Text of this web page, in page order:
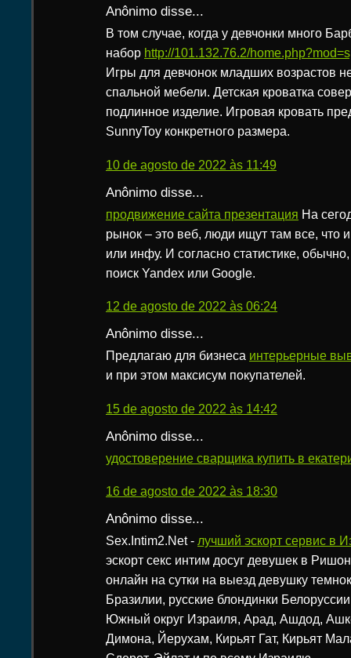
Anônimo disse...
В том случае, когда у девчонки много
набор http://101.132.76.2/
Игры для девчонок младших возрастов
спальной мебели. Детская кроватка
подлинное изделие. Игровая кровать
SunnyToy конкретного размера.
10 de agosto de 2022 às 11:49
Anônimo disse...
продвижение сайта презентация На
рынок – это веб, люди ищут там все, что
или инфу. И согласно статистике,
поиск Yandex или Google.
12 de agosto de 2022 às 06:24
Anônimo disse...
Предлагаю для бизнеса интерьерные
и при этом максисум покупателей.
15 de agosto de 2022 às 14:42
Anônimo disse...
удостоверение сварщика купить в
16 de agosto de 2022 às 18:30
Anônimo disse...
Sex.Intim2.Net - лучший эскорт сервис в
эскорт секс интим досуг девушек в
онлайн на сутки на выезд девушку
Бразилии, русские блондинки
Южный округ Израиля, Арад, Ашдод,
Димона, Йерухам, Кирьят Гат, Кирьят